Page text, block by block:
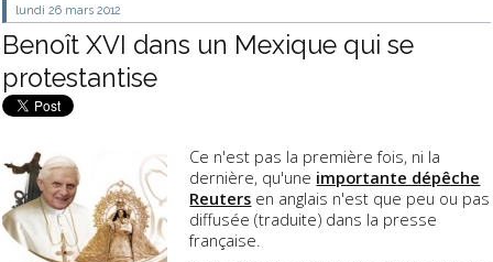
lundi 26 mars 2012
Benoît XVI dans un Mexique qui se
protestantise
Ce n'est pas la première fois, ni la
dernière, qu'une importante dépêche
Reuters en anglais n'est que peu ou pas
diffusée (traduite) dans la presse
française.